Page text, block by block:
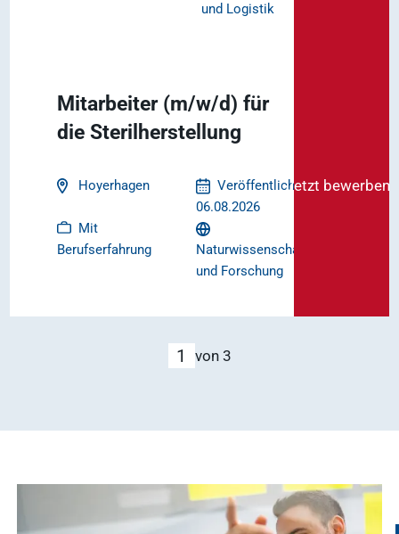
und Logistik
Mitarbeiter (m/w/d) für
die Sterilherstellung
Hoyerhagen
Veröffentlicht am
06.08.2026
Mit
Berufserfahrung
Naturwissenschaften
und Forschung
Jetzt bewerben
1 von 3